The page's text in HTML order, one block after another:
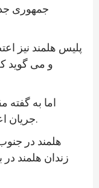
جمهوری
پلیس هلمند نیز
و می گوید
اما به گفته
جریان اعتصاب زندانیان هلمند رخ نداده است.
هلمند در
زندان هلمند در